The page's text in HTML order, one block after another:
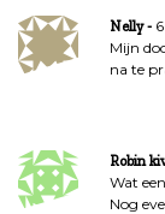
Nelly
Mijn
na te
Robin
Wat
Nog